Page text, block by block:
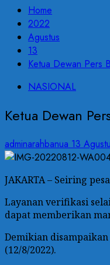
Home
2022
Agustus
13
Ketua Dewan Pers
NASIONAL
Ketua Dewan
adminarahbanua 13
JAKARTA – Seiring
Layanan verifikasi
dapat memberikan
Demikian
(12/8/2022).